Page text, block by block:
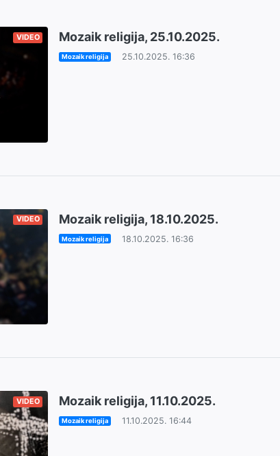
VIDEO Mozaik religija, 25.10.2025.
Mozaik religija 25.10.2025. 16:36
VIDEO Mozaik religija, 18.10.2025.
Mozaik religija 18.10.2025. 16:36
VIDEO Mozaik religija, 11.10.2025.
Mozaik religija 11.10.2025. 16:44